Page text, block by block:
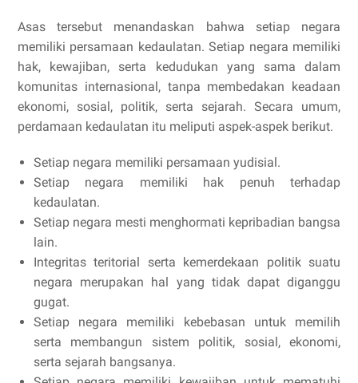
Asas tersebut menandaskan bahwa setiap negara
memiliki persamaan kedaulatan. Setiap negara memiliki
hak, kewajiban, serta kedudukan yang sama dalam
komunitas internasional, tanpa membedakan keadaan
ekonomi, sosial, politik, serta sejarah. Secara umum,
perdamaan kedaulatan itu meliputi aspek-aspek berikut.
Setiap negara memiliki persamaan yudisial.
Setiap negara memiliki hak penuh terhadap
kedaulatan.
Setiap negara mesti menghormati kepribadian bangsa
lain.
Integritas teritorial serta kemerdekaan politik suatu
negara merupakan hal yang tidak dapat diganggu
gugat.
Setiap negara memiliki kebebasan untuk memilih
serta membangun sistem politik, sosial, ekonomi,
serta sejarah bangsanya.